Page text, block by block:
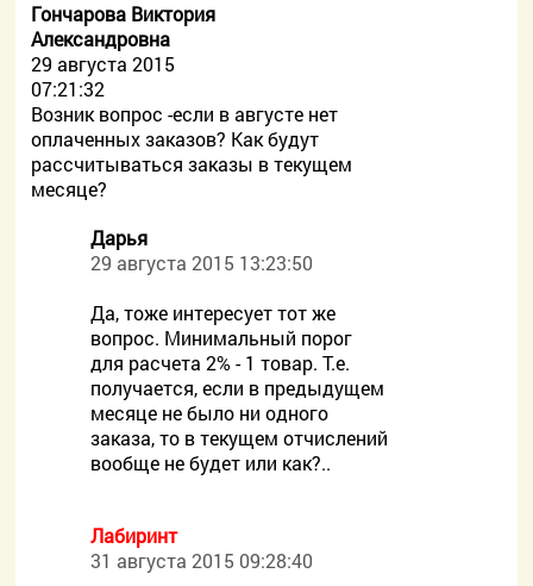
Гончарова Виктория
Александровна
29 августа 2015
07:21:32
Возник вопрос -если в августе нет
оплаченных заказов? Как будут
рассчитываться заказы в текущем
месяце?
Дарья
29 августа 2015 13:23:50
Да, тоже интересует тот же
вопрос. Минимальный порог
для расчета 2% - 1 товар. Т.е.
получается, если в предыдущем
месяце не было ни одного
заказа, то в текущем отчислений
вообще не будет или как?..
Лабиринт
31 августа 2015 09:28:40